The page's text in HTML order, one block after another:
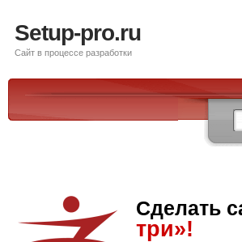
Setup-pro.ru
Сайт в процессе разработки
Сделать
три»!